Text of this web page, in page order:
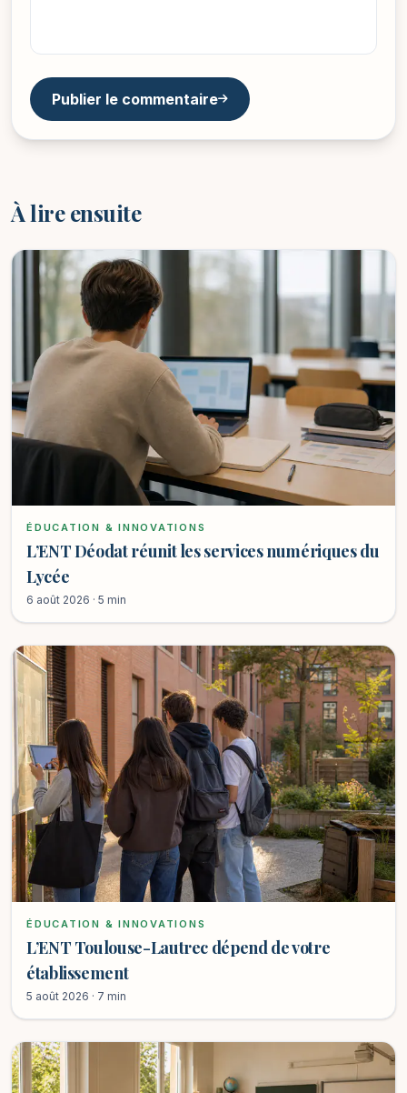
Publier le commentaire
À lire ensuite
ÉDUCATION & INNOVATIONS
L’ENT Déodat réunit les services numériques du
Lycée
6 août 2026 · 5 min
ÉDUCATION & INNOVATIONS
L’ENT Toulouse-Lautrec dépend de votre
établissement
5 août 2026 · 7 min